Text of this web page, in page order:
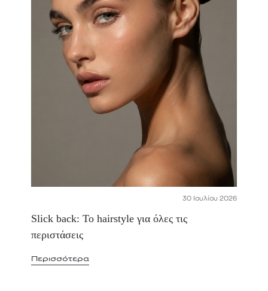
30 Ιουλίου 2026
Slick back: Το hairstyle για όλες τις
περιστάσεις
Περισσότερα